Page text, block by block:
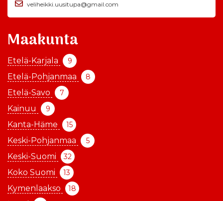
veliheikki.uusitupa@gmail.com
Maakunta
Etelä-Karjala 9
Etelä-Pohjanmaa 8
Etelä-Savo 7
Kainuu 9
Kanta-Häme 15
Keski-Pohjanmaa 5
Keski-Suomi 32
Koko Suomi 13
Kymenlaakso 18